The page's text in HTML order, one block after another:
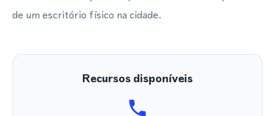
de um escritório físico na cidade.
Recursos disponíveis